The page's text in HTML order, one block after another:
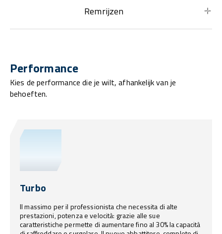
Remrijzen
Performance
Kies de performance die je wilt, afhankelijk van je
behoeften.
Turbo
Il massimo per il professionista che necessita di alte
prestazioni, potenza e velocità: grazie alle sue
caratteristiche permette di aumentare fino al 30% la capacità